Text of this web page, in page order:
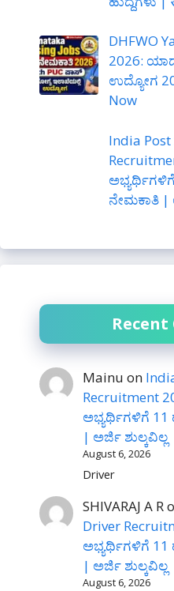
DHFWO
2026:
ಉದ್ಯೋಗ
Now
India
ನೇಮಕಾತಿ |
Mainu on
Recruitment
ಅಭ್ಯರ್ಥಿಗಳಿಗೆ 11
| ಅರ್ಜಿ ಶುಲ್ಕವಿಲ್ಲ
August 6, 2026
Driver
SHIVARAJ A R
Driver
ಅಭ್ಯರ್ಥಿಗಳಿಗೆ 11
| ಅರ್ಜಿ ಶುಲ್ಕವಿಲ್ಲ
August 6, 2026